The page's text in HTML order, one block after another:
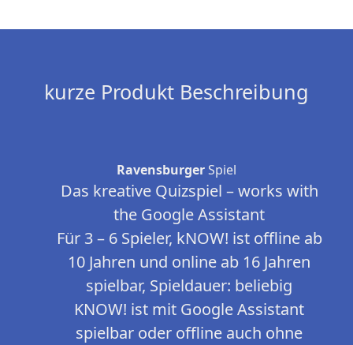
kurze Produkt Beschreibung
RavensburgerSpiel
Das kreative Quizspiel – works with
the Google Assistant
Für 3 – 6 Spieler, kNOW! ist offline ab
10 Jahren und online ab 16 Jahren
spielbar, Spieldauer: beliebig
KNOW! ist mit Google Assistant
spielbar oder offline auch ohne